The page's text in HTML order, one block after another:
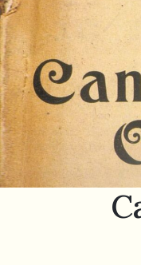
055
804
5943
/